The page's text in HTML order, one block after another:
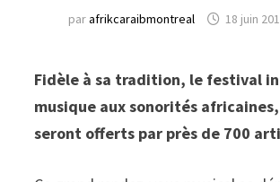
parafrikcaraibmontreal 18 juin
Fidèle à sa tradition, le festival
musique aux sonorités
seront offerts par près de 700